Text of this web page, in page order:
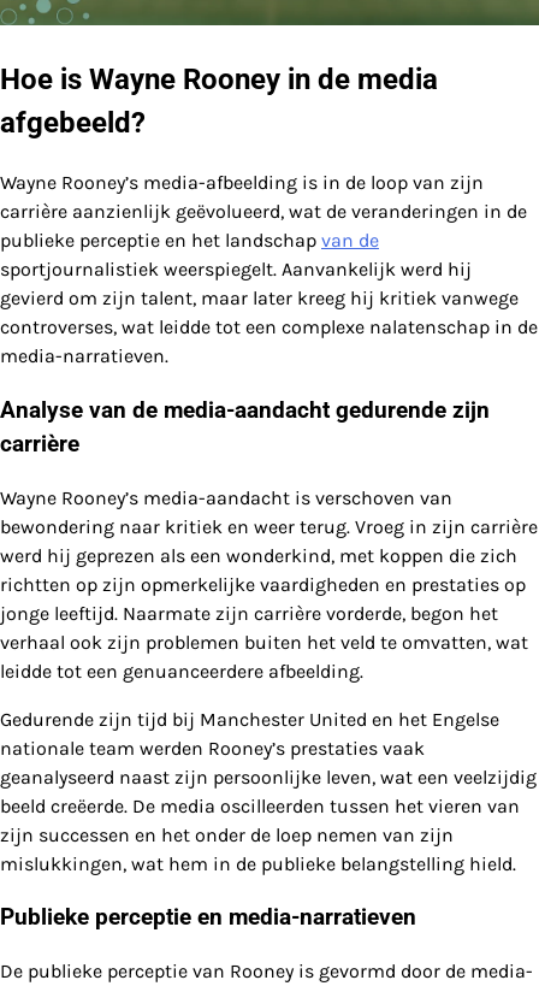
Hoe is Wayne Rooney in de media
afgebeeld?
Wayne Rooney’s media-afbeelding is in de loop van zijn
carrière aanzienlijk geëvolueerd, wat de veranderingen in de
publieke perceptie en het landschap van de
sportjournalistiek weerspiegelt. Aanvankelijk werd hij
gevierd om zijn talent, maar later kreeg hij kritiek vanwege
controverses, wat leidde tot een complexe nalatenschap in de
media-narratieven.
Analyse van de media-aandacht gedurende zijn
carrière
Wayne Rooney’s media-aandacht is verschoven van
bewondering naar kritiek en weer terug. Vroeg in zijn carrière
werd hij geprezen als een wonderkind, met koppen die zich
richtten op zijn opmerkelijke vaardigheden en prestaties op
jonge leeftijd. Naarmate zijn carrière vorderde, begon het
verhaal ook zijn problemen buiten het veld te omvatten, wat
leidde tot een genuanceerdere afbeelding.
Gedurende zijn tijd bij Manchester United en het Engelse
nationale team werden Rooney’s prestaties vaak
geanalyseerd naast zijn persoonlijke leven, wat een veelzijdig
beeld creëerde. De media oscilleerden tussen het vieren van
zijn successen en het onder de loep nemen van zijn
mislukkingen, wat hem in de publieke belangstelling hield.
Publieke perceptie en media-narratieven
De publieke perceptie van Rooney is gevormd door de media-